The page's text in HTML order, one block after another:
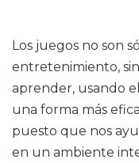
Los juegos no son
entretenimiento,
aprender, usando
una forma más
puesto que nos
en un ambiente